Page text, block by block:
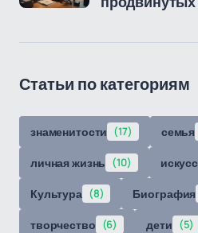
Статьи по категориям
знаменитости (17) семья
личная жизнь (10)
Культура (8) Биография
творчество (6) дети (5)